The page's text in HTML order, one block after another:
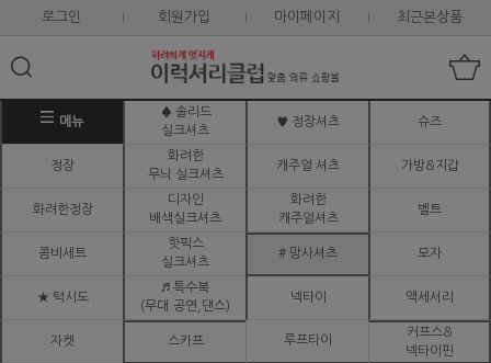
로그인 회원가입 마이페이지 최근본상품
메뉴
♠ 솔리드
실크셔츠
♥ 정장셔츠 슈즈
정장
화려한
무늬 실크셔츠
캐주얼 셔츠 가방&지갑
화려한정장
디자인
배색실크셔츠
화려한
캐주얼셔츠
벨트
콤비세트
핫픽스
실크셔츠
# 망사셔츠 모자
★ 턱시도
♬ 특수복
(무대.공연,댄스)
넥타이 액세서리
자켓 스카프 루프타이
커프스&
넥타이핀